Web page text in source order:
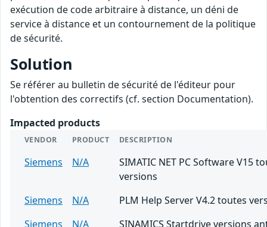
exécution de code arbitraire à distance, un déni de
service à distance et un contournement de la politique
de sécurité.
Solution
Se référer au bulletin de sécurité de l'éditeur pour
l'obtention des correctifs (cf. section Documentation).
Impacted products
VENDOR PRODUCT DESCRIPTION
Siemens N/A
SIMATIC NET PC Software V15
versions
Siemens
N/A
PLM Help Server V4.2 toutes
Siemens
N/A
SINAMICS Startdrive versions